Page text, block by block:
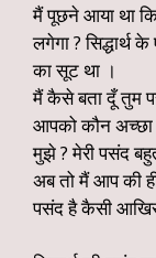
मैं पूछने आया था
लगेगा ?
का सूट था ।
मैं कैसे बता दूँ तुम
आपको कौन अच्छा
मुझे ? मेरी पसंद
अब तो मैं आप की
पसंद है कैसी